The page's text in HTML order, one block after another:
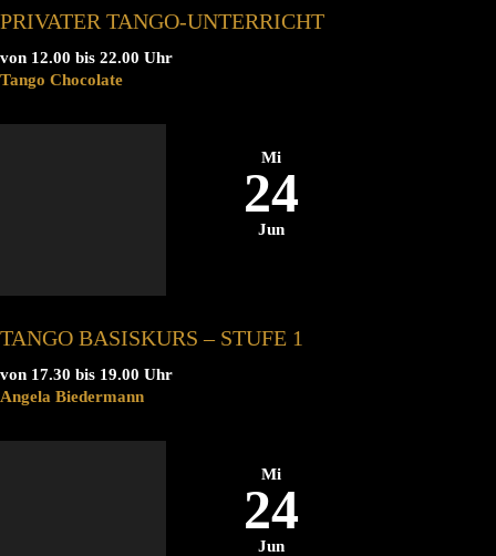
PRIVATER TANGO-UNTERRICHT
von 12.00 bis 22.00 Uhr
Tango Chocolate
Mi
24
Jun
TANGO BASISKURS – STUFE 1
von 17.30 bis 19.00 Uhr
Angela Biedermann
Mi
24
Jun